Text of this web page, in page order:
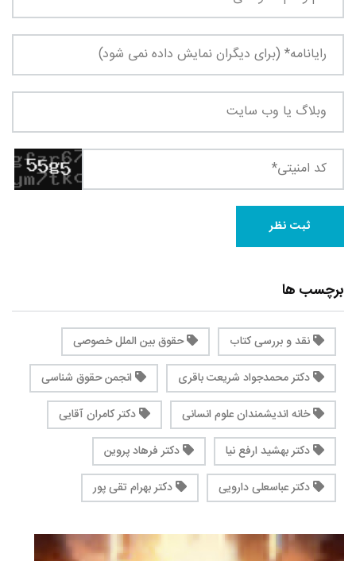
برچسب ها
نقد و بررسی کتاب
حقوق بین الملل خصوصی
دکتر محمدجواد شریعت باقری
انجمن حقوق شناسی
خانه اندیشمندان علوم انسانی
دکتر کامران آقایی
دکتر بهشید ارفع نیا
دکتر فرهاد پروین
دکتر عباسعلی دارویی
دکتر بهرام تقی پور